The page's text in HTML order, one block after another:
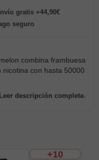
gratis +44,90€
seguro
combina frambuesa
con hasta 50000
Leer descripción completa
+10